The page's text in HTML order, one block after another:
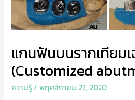
แกนฟันบนรากเทียม
(Customized
ความรู้ /พฤศจิกายน 22, 2020